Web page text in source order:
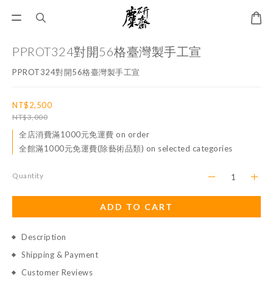
PPROT324對開56格臺灣製手工宣
PPROT324對開56格臺灣製手工宣
NT$2,500
NT$3,000
全店消費滿1000元免運費 on order
全館滿1000元免運費(除藝術品類) on selected categories
Quantity
ADD TO CART
Description
Shipping & Payment
Customer Reviews